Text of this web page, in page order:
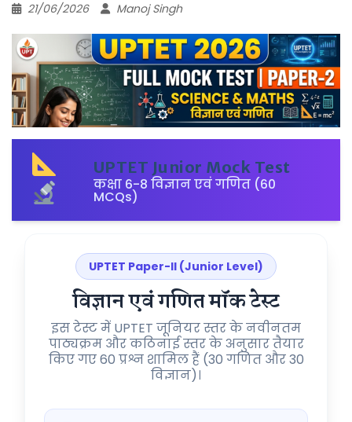
21/06/2026 Manoj Singh
UPTET Junior Mock Test
कक्षा 6-8 विज्ञान एवं गणित (60
MCQs)
UPTET Paper-II (Junior Level)
विज्ञान एवं गणित मॉक टेस्ट
इस टेस्ट में UPTET जूनियर स्तर के नवीनतम
पाठ्यक्रम और कठिनाई स्तर के अनुसार तैयार
किए गए 60 प्रश्न शामिल हैं (30 गणित और 30
विज्ञान)।